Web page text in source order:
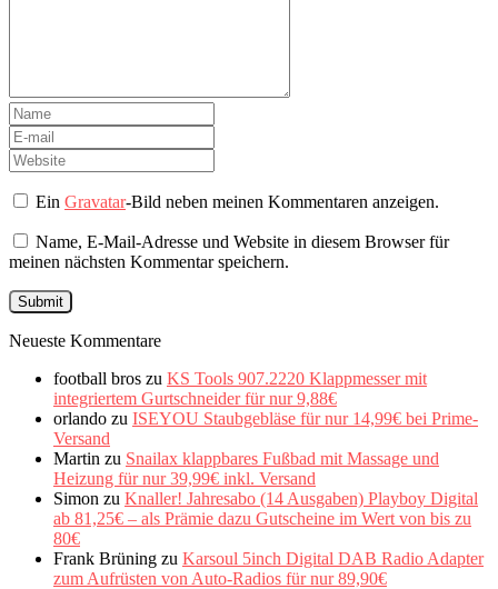
EinGravatar-Bild neben meinen Kommentaren anzeigen.
Name, E-Mail-Adresse und Website in diesem Browser für
meinen nächsten Kommentar speichern.
Neueste Kommentare
football bros zu KS Tools 907.2220 Klappmesser mit
integriertem Gurtschneider für nur 9,88€
orlando zu ISEYOU Staubgebläse für nur 14,99€ bei Prime-
Versand
Martin zu Snailax klappbares Fußbad mit Massage und
Heizung für nur 39,99€ inkl. Versand
Simon zu Knaller! Jahresabo (14 Ausgaben) Playboy Digital
ab 81,25€ – als Prämie dazu Gutscheine im Wert von bis zu
80€
Frank Brüning zu Karsoul 5inch Digital DAB Radio Adapter
zum Aufrüsten von Auto-Radios für nur 89,90€